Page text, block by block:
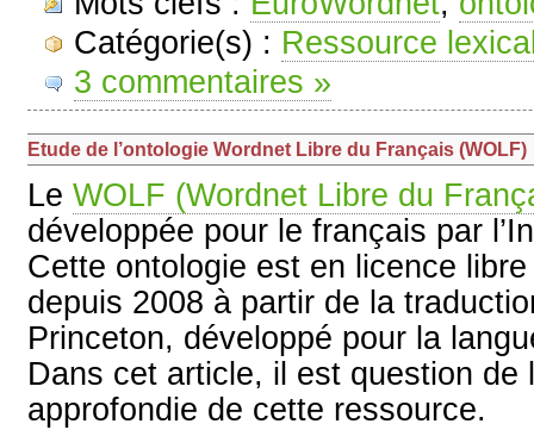
Catégorie(s) : Ressource
3 commentaires »
Etude de l’ontologie Wordnet Libre du Français (WOLF)
Le WOLF (Wordnet Libre du
développée pour le français par
Cette ontologie est en licence
depuis 2008 à partir de la
Princeton, développé pour la
Dans cet article, il est question de
approfondie de cette ressource.